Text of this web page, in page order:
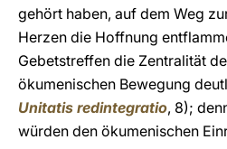
gehört haben, auf dem Weg
Herzen die Hoffnung
Gebetstreffen die Zentralität
ökumenischen Bewegung
Unitatis redintegratio, 8);
würden den ökumenischen